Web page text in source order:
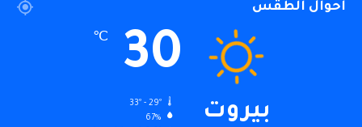
أحوال الطقس
بيروت
30
℃
33º - 29º
67%